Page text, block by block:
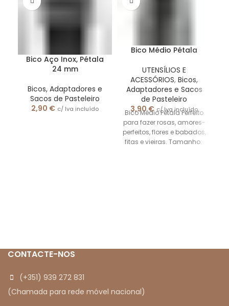
Bico Aço Inox, Pétala
24 mm
Bicos, Adaptadores e
Sacos de Pasteleiro
2,90 € c/ Iva incluído
Bico Médio Pétala
UTENSÍLIOS E
ACESSÓRIOS, Bicos,
Adaptadores e Sacos
de Pasteleiro
3,90€ c/ Iva incluído
Bico Médio Pétala Perfeito
para fazer rosas, amores-
perfeitos, flores e babados,
fitas e vieiras. Tamanho:
CONTACTE-NOS
(+351) 939 272 831
(Chamada para rede móvel nacional)